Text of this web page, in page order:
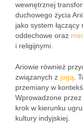
wewnętrznej
duchowego życia
jako system
oddechowe oraz
i religijnymi.
Ariowie również
związanych z jogą .
przemiany w
Wprowadzone
krok w kierunku
kultury indyjskiej.